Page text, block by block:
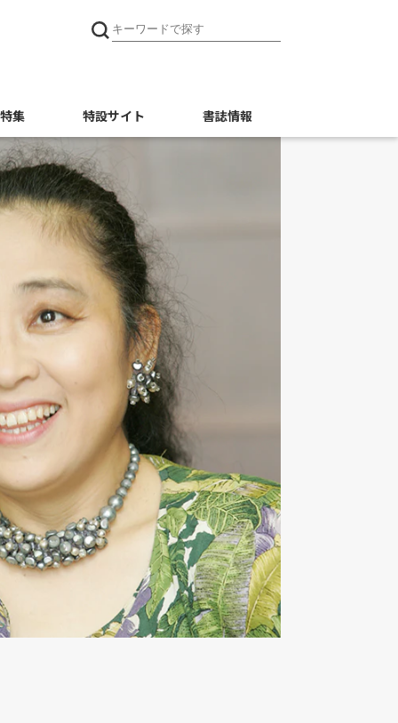
特集 特設サイト 書誌情報